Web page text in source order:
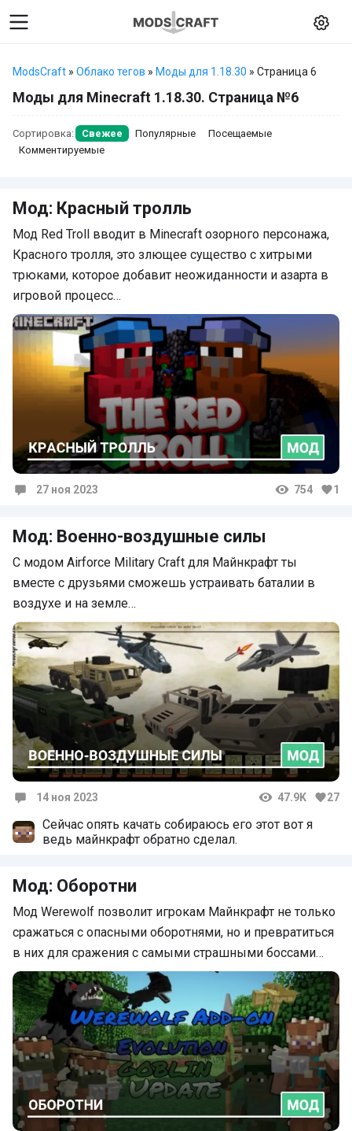
ModsCraft » Облако тегов » Моды для 1.18.30 » Страница 6
Моды для Minecraft 1.18.30. Страница №6
Сортировка: Свежее Популярные
Посещаемые
Комментируемые
Мод: Красный тролль
Мод Red Troll вводит в Minecraft озорного персонажа,
Красного тролля, это злющее существо с хитрыми
трюками, которое добавит неожиданности и азарта в
игровой процесс…
27 ноя 2023 754 1
Мод: Военно-воздушные силы
С модом Airforce Military Craft для Майнкрафт ты
вместе с друзьями сможешь устраивать баталии в
воздухе и на земле…
14 ноя 2023 47.9K 27
Сейчас опять качать собираюсь его этот вот я
ведь майнкрафт обратно сделал.
Мод: Оборотни
Мод Werewolf позволит игрокам Майнкрафт не только
сражаться с опасными оборотнями, но и превратиться
в них для сражения с самыми страшными боссами…